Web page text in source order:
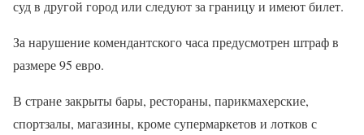
суд в другой город или следуют за границу и имеют билет.
За нарушение комендантского часа предусмотрен штраф в
размере 95 евро.
В стране закрыты бары, рестораны, парикмахерские,
спортзалы, магазины, кроме супермаркетов и лотков с